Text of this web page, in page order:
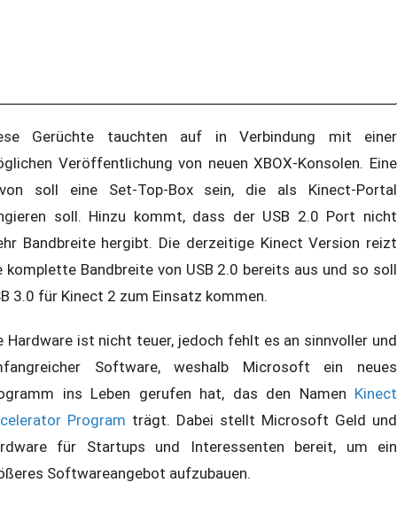
Gerüchte tauchten auf in Verbindung mit einer
Veröffentlichung von neuen XBOX-Konsolen. Eine
soll eine Set-Top-Box sein, die als Kinect-Portal
soll. Hinzu kommt, dass der USB 2.0 Port nicht
Bandbreite hergibt. Die derzeitige Kinect Version reizt
komplette Bandbreite von USB 2.0 bereits aus und so soll
3.0 für Kinect 2 zum Einsatz kommen.
Hardware ist nicht teuer, jedoch fehlt es an sinnvoller und
Software, weshalb Microsoft ein neues
ins Leben gerufen hat, das den Namen Kinect
Program trägt. Dabei stellt Microsoft Geld und
für Startups und Interessenten bereit, um ein
Softwareangebot aufzubauen.